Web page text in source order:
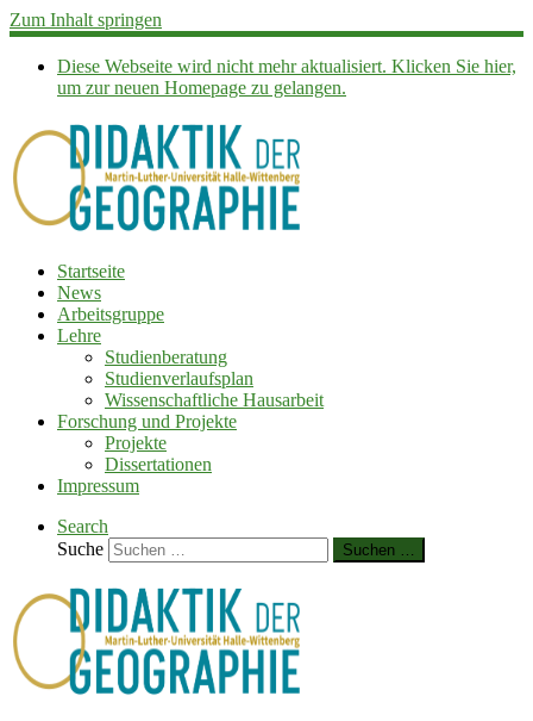
Zum Inhalt springen
Diese Webseite wird nicht mehr aktualisiert. Klicken Sie hier,
um zur neuen Homepage zu gelangen.
Startseite
News
Arbeitsgruppe
Lehre
Studienberatung
Studienverlaufsplan
Wissenschaftliche Hausarbeit
Forschung und Projekte
Projekte
Dissertationen
Impressum
Search
Suche
Suchen …